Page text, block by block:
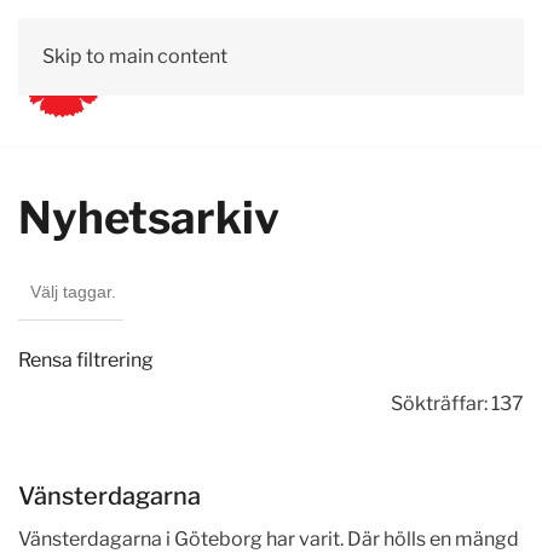
Skip to main content
Nyhetsarkiv
Rensa filtrering
Sökträffar: 137
Vänsterdagarna
Vänsterdagarna i Göteborg har varit. Där hölls en mängd